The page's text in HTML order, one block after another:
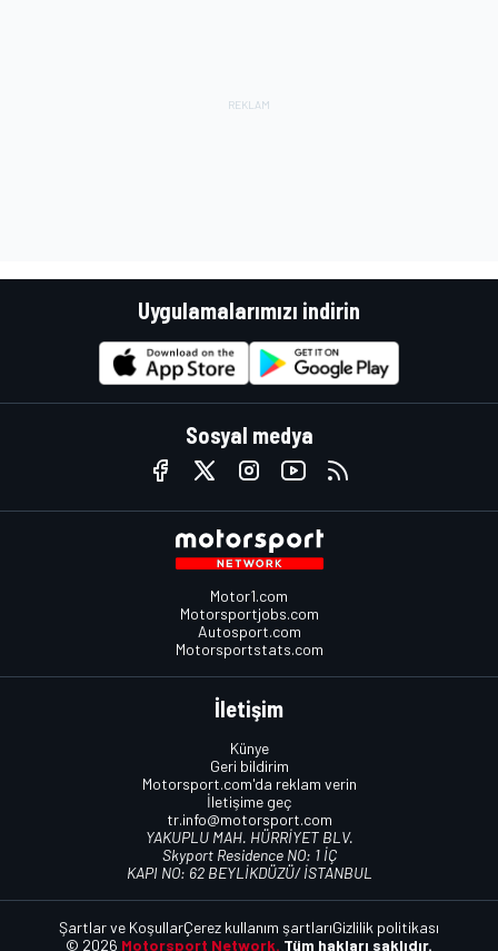
Uygulamalarımızı indirin
Sosyal medya
Motor1.com
Motorsportjobs.com
Autosport.com
Motorsportstats.com
İletişim
Künye
Geri bildirim
Motorsport.com'da reklam verin
İletişime geç
tr.info@motorsport.com
YAKUPLU MAH. HÜRRİYET BLV.
Skyport Residence NO: 1 İÇ
KAPI NO: 62 BEYLİKDÜZÜ/ İSTANBUL
© 2026 Motorsport Network. Tüm hakları saklıdır.
Şartlar ve KoşullarÇerez kullanım şartlarıGizlilik politikası